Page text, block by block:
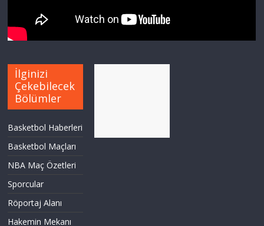
İlginizi
Çekebilecek
Bölümler
Basketbol Haberleri
Basketbol Maçları
NBA Maç Özetleri
Sporcular
Röportaj Alanı
Hakemin Mekanı